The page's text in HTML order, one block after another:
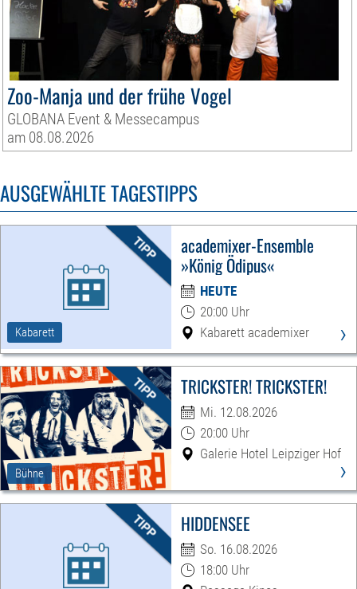
Zoo-Manja und der frühe Vogel
GLOBANA Event & Messecampus
am 08.08.2026
AUSGEWÄHLTE TAGESTIPPS
Kabarett
academixer-Ensemble
»König Ödipus«
HEUTE
20:00 Uhr
Kabarett academixer
›
Bühne
TRICKSTER! TRICKSTER!
Mi. 12.08.2026
20:00 Uhr
Galerie Hotel Leipziger Hof
›
HIDDENSEE
So. 16.08.2026
18:00 Uhr